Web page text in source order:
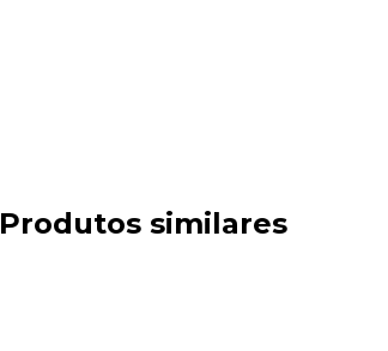
Produtos similares